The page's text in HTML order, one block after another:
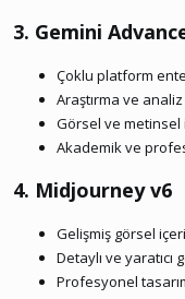
3. Gemini
Çoklu platform
Araştırma ve
Görsel ve
Akademik ve
4. Midjourney v6​
Gelişmiş görsel
Detaylı ve
Profesyonel